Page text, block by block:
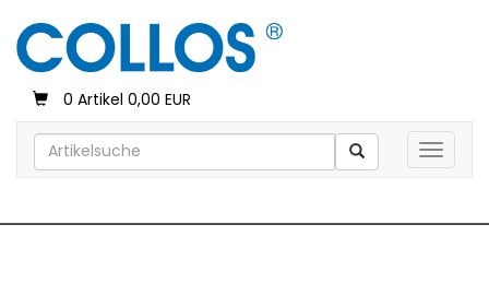
0 Artikel 0,00 EUR
Toggle